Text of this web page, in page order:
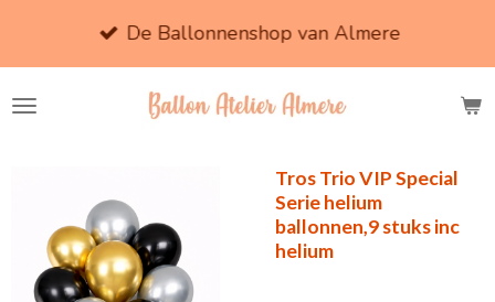
de
De Ballonnenshop van Almere
Tros Trio VIP Special
Serie helium
ballonnen,9 stuks inc
helium